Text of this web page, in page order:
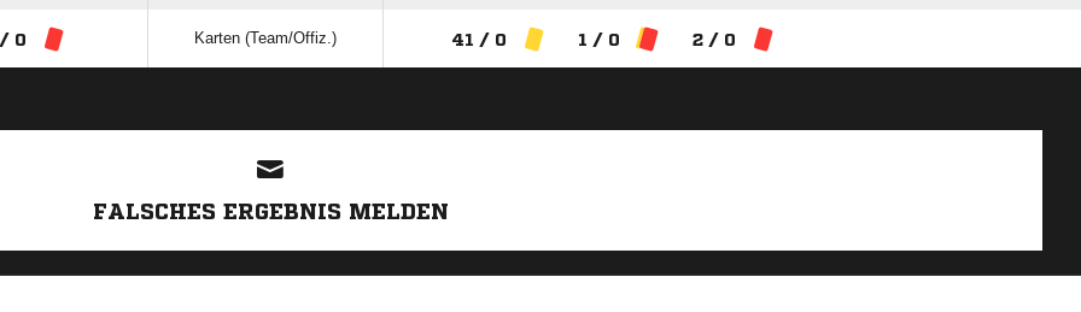
0 Karten (Team/Offiz.) 41 / 0 1 / 0 2 / 0
FALSCHES ERGEBNIS MELDEN